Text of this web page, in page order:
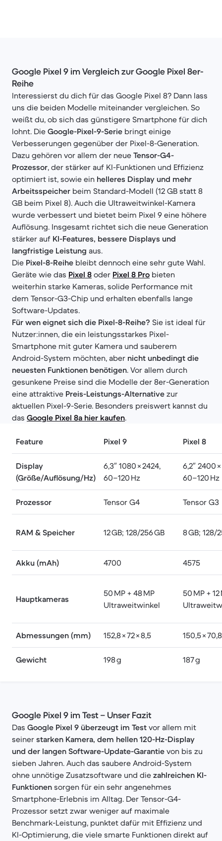
Google Pixel 9 im Vergleich zur Google Pixel 8er-
Reihe
Interessierst du dich für das Google Pixel 8? Dann lass
uns die beiden Modelle miteinander vergleichen. So
weißt du, ob sich das günstigere Smartphone für dich
lohnt. Die Google-Pixel-9-Serie bringt einige
Verbesserungen gegenüber der Pixel-8-Generation.
Dazu gehören vor allem der neue Tensor-G4-
Prozessor, der stärker auf KI-Funktionen und Effizienz
optimiert ist, sowie ein helleres Display und mehr
Arbeitsspeicher beim Standard-Modell (12 GB statt 8
GB beim Pixel 8). Auch die Ultraweitwinkel-Kamera
wurde verbessert und bietet beim Pixel 9 eine höhere
Auflösung. Insgesamt richtet sich die neue Generation
stärker auf KI-Features, bessere Displays und
langfristige Leistung aus.
Die Pixel-8-Reihe bleibt dennoch eine sehr gute Wahl.
Geräte wie das Pixel 8 oder Pixel 8 Pro bieten
weiterhin starke Kameras, solide Performance mit
dem Tensor-G3-Chip und erhalten ebenfalls lange
Software-Updates.
Für wen eignet sich die Pixel-8-Reihe? Sie ist ideal für
Nutzer:innen, die ein leistungsstarkes Pixel-
Smartphone mit guter Kamera und sauberem
Android-System möchten, aber nicht unbedingt die
neuesten Funktionen benötigen. Vor allem durch
gesunkene Preise sind die Modelle der 8er-Generation
eine attraktive Preis-Leistungs-Alternative zur
aktuellen Pixel-9-Serie. Besonders preiswert kannst du
das Google Pixel 8a hier kaufen.
Feature Pixel 9 Pixel 8
Display
(Größe/Auflösung/Hz)
6,3″ 1080 × 2424,
60–120 Hz
6,2″ 2400
60–120 Hz
Prozessor Tensor G4 Tensor G3
RAM & Speicher 12 GB; 128/256 GB 8 GB; 128/
Akku (mAh) 4700 4575
Hauptkameras
50 MP + 48 MP
Ultraweitwinkel
50 MP + 12
Abmessungen (mm) 152,8 × 72 × 8,5 150,5 ×
Gewicht 198 g 187 g
Google Pixel 9 im Test – Unser Fazit
Das Google Pixel 9 überzeugt im Test vor allem mit
seiner starken Kamera, dem hellen 120-Hz-Display
und der langen Software-Update-Garantie von bis zu
sieben Jahren. Auch das saubere Android-System
ohne unnötige Zusatzsoftware und die zahlreichen KI-
Funktionen sorgen für ein sehr angenehmes
Smartphone-Erlebnis im Alltag. Der Tensor-G4-
Prozessor setzt zwar weniger auf maximale
Benchmark-Leistung, punktet dafür mit Effizienz und
KI-Optimierung, die viele smarte Funktionen direkt auf